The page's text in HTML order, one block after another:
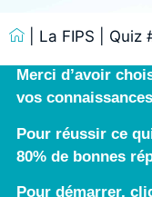
La FIPS Quiz
Merci d’avoir
vos
Pour réussir ce
80% de bonnes
Pour démarrer,